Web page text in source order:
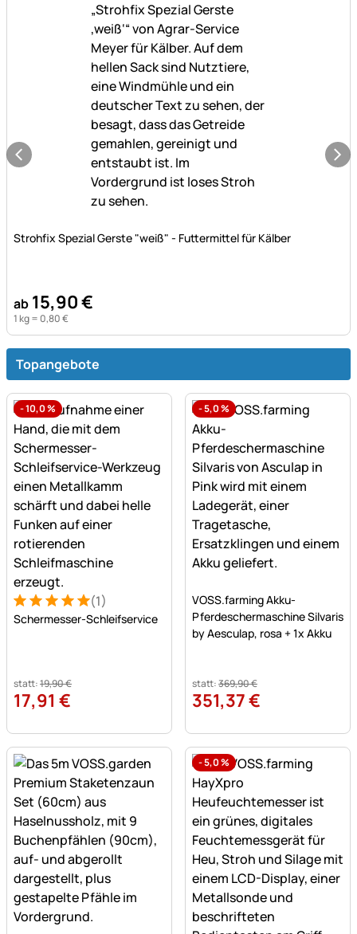
Strohfix Spezial Gerste "weiß" - Futtermittel für Kälber
ab 15,90€
1 kg = 0,80€
Topangebote
-10,0%
Bewertung: 5 von 5 (1 Bewertungen)
1 Bewertung (1)
Schermesser-Schleifservice
statt:19,90€
17,91 €
-5,0%
VOSS.farming Akku-
Pferdeschermaschine Silvaris
by Aesculap, rosa + 1x Akku
statt:369,90€
351,37€
-5,0%